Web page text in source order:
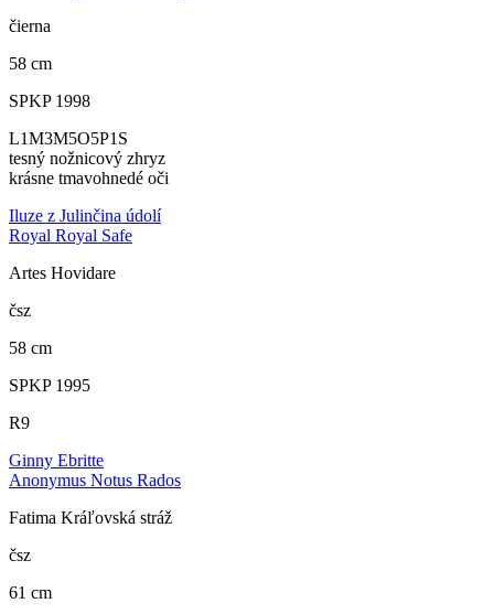
čierna
58 cm
SPKP 1998
L1M3M5O5P1S
tesný nožnicový zhryz
krásne tmavohnedé oči
Iluze z Julinčina údolí
Royal Royal Safe
Artes Hovidare
čsz
58 cm
SPKP 1995
R9
Ginny Ebritte
Anonymus Notus Rados
Fatima Kráľovská stráž
čsz
61 cm